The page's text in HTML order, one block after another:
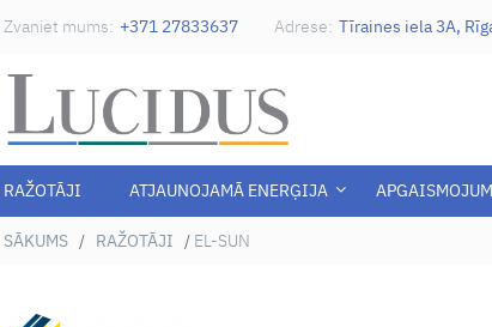
Zvaniet mums: +371 27833637 Adrese: Tīraines iela 3A,
RAŽOTĀJI ATJAUNOJAMĀ ENERĢIJA
SĀKUMS / RAŽOTĀJI / EL-SUN